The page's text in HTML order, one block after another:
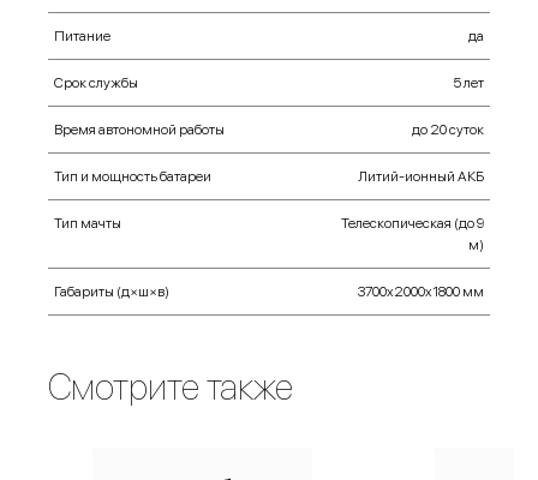
Питание да
Срок службы 5 лет
Время автономной работы до 20 суток
Тип и мощность батареи Литий-ионный АКБ
Тип мачты
Телескопическая (до 9
м)
Габариты (д×ш×в) 3700х2000х1800 мм
Смотрите также